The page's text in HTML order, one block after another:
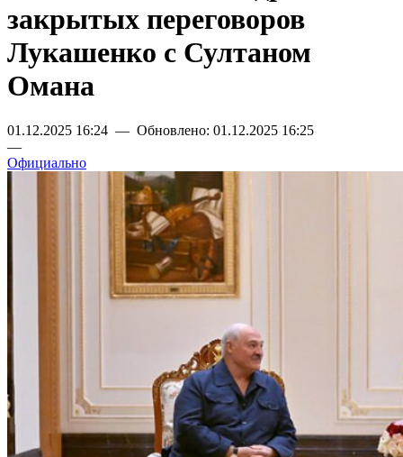
закрытых переговоров
Лукашенко с Султаном
Омана
01.12.2025 16:24 — Обновлено: 01.12.2025 16:25
—
Официально